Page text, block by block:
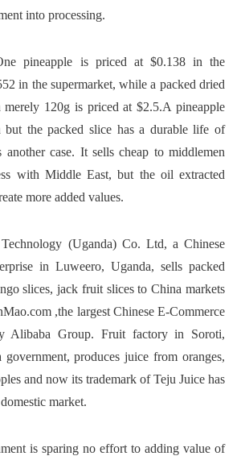
into processing.
pineapple is priced at $0.138 in the
in the supermarket, while a packed dried
120g is priced at $2.5.A pineapple
but the packed slice has a durable life of
another case. It sells cheap to middlemen
with Middle East, but the oil extracted
more added values.
(Uganda) Co. Ltd, a Chinese
in Luweero, Uganda, sells packed
slices, jack fruit slices to China markets
,the largest Chinese E-Commerce
Alibaba Group. Fruit factory in Soroti,
produces juice from oranges,
and now its trademark of Teju Juice has
market.
is sparing no effort to adding value of